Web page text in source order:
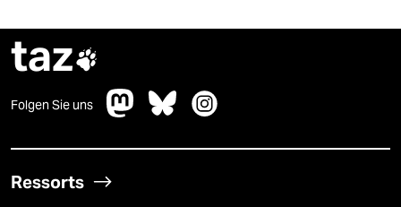
taz
Folgen Sie uns
Ressorts